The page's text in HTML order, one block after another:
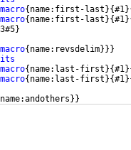
{ name:first-last }{#1}
{ name:first-last }{#1}
}
{ name:revsdelim}}}
{ name:last-first }{#1}
{ name:last-first }{#1}
name:andothers }}